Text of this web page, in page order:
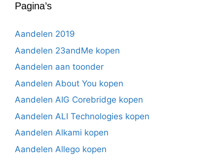
Pagina’s
Aandelen 2019
Aandelen 23andMe kopen
Aandelen aan toonder
Aandelen About You kopen
Aandelen AIG Corebridge kopen
Aandelen ALI Technologies kopen
Aandelen Alkami kopen
Aandelen Allego kopen